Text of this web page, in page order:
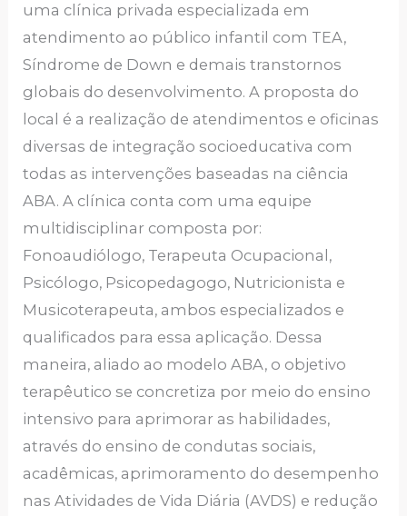
uma clínica privada especializada em
atendimento ao público infantil com TEA,
Síndrome de Down e demais transtornos
globais do desenvolvimento. A proposta do
local é a realização de atendimentos e oficinas
diversas de integração socioeducativa com
todas as intervenções baseadas na ciência
ABA. A clínica conta com uma equipe
multidisciplinar composta por:
Fonoaudiólogo, Terapeuta Ocupacional,
Psicólogo, Psicopedagogo, Nutricionista e
Musicoterapeuta, ambos especializados e
qualificados para essa aplicação. Dessa
maneira, aliado ao modelo ABA, o objetivo
terapêutico se concretiza por meio do ensino
intensivo para aprimorar as habilidades,
através do ensino de condutas sociais,
acadêmicas, aprimoramento do desempenho
nas Atividades de Vida Diária (AVDS) e redução